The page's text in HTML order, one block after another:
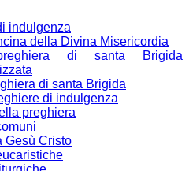
indulgenza
della Divina Misericordia
di santa Brigida
di santa Brigida
di indulgenza
preghiera
Gesù Cristo